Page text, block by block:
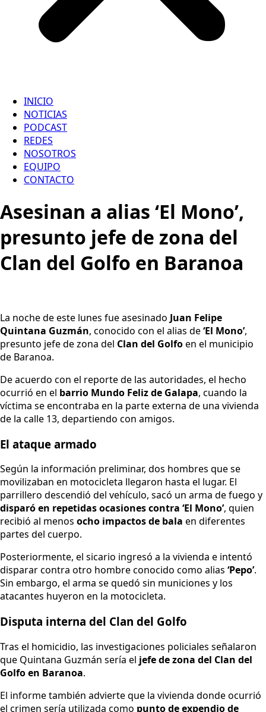
INICIO
NOTICIAS
PODCAST
REDES
NOSOTROS
EQUIPO
CONTACTO
Asesinan a alias ‘El Mono’,
presunto jefe de zona del
Clan del Golfo en Baranoa
La noche de este lunes fue asesinado Juan Felipe
Quintana Guzmán, conocido con el alias de‘El Mono’,
presunto jefe de zona del Clan del Golfoen el municipio
de Baranoa.
De acuerdo con el reporte de las autoridades, el hecho
ocurrió en el barrio Mundo Feliz de Galapa, cuando la
víctima se encontraba en la parte externa de una vivienda
de la calle 13, departiendo con amigos.
El ataque armado
Según la información preliminar, dos hombres que se
movilizaban en motocicleta llegaron hasta el lugar. El
parrillero descendió del vehículo, sacó un arma de fuego y
disparó en repetidas ocasiones contra ‘El Mono’, quien
recibió al menos ocho impactos de bala en diferentes
partes del cuerpo.
Posteriormente, el sicario ingresó a la vivienda e intentó
disparar contra otro hombre conocido como alias ‘Pepo’.
Sin embargo, el arma se quedó sin municiones y los
atacantes huyeron en la motocicleta.
Disputa interna del Clan del Golfo
Tras el homicidio, las investigaciones policiales señalaron
que Quintana Guzmán sería el jefe de zona del Clan del
Golfo en Baranoa.
El informe también advierte que la vivienda donde ocurrió
el crimen sería utilizada como punto de expendio de